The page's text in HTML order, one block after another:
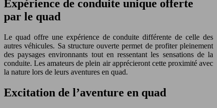
Expérience de conduite unique offerte
par le quad
Le quad offre une expérience de conduite différente de celle des
autres véhicules. Sa structure ouverte permet de profiter pleinement
des paysages environnants tout en ressentant les sensations de la
conduite. Les amateurs de plein air apprécieront cette proximité avec
la nature lors de leurs aventures en quad.
Excitation de l’aventure en quad